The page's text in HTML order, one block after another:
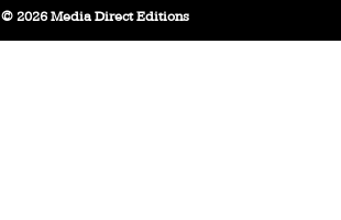
© 2026 Media Direct Editions